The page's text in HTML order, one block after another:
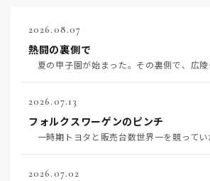
2026.08.07
熱闘の裏側で
2026.07.13
フォルクスワーゲンのピンチ
2026.07.02